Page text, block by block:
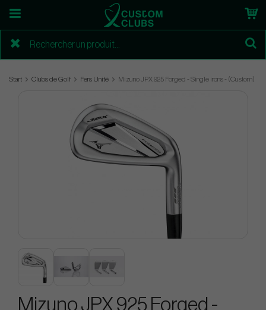
Start Clubs de Golf Fers Unité Mizuno JPX 925 Forged - Single irons - (Custom)
Mizuno JPX 925 Forged -